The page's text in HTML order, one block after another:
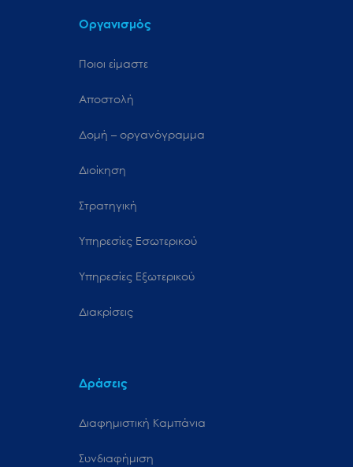
Οργανισμός
Ποιοι είμαστε
Αποστολή
Δομή – οργανόγραμμα
Διοίκηση
Στρατηγική
Υπηρεσίες Εσωτερικού
Υπηρεσίες Εξωτερικού
Διακρίσεις
Δράσεις
Διαφημιστική Καμπάνια
Συνδιαφήμιση